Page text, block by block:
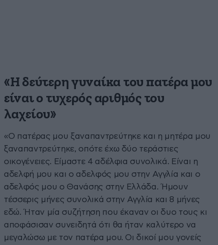
«Η δεύτερη γυναίκα του πατέρα μου
είναι ο τυχερός αριθμός του
λαχείου»
«Ο πατέρας μου ξαναπαντρεύτηκε και η μητέρα μου
ξαναπαντρεύτηκε, οπότε έχω δύο τεράστιες
οικογένειες. Είμαστε 4 αδέλφια συνολικά. Είναι η
αδελφή μου και ο αδελφός μου στην Αγγλία και ο
αδελφός μου ο Θανάσης στην Ελλάδα. Ήμουν
τέσσερις μήνες συνολικά στην Αγγλία και 8 μήνες
εδώ. Ήταν μία συζήτηση που έκαναν οι δυο τους κι
αποφάσισαν συνειδητά ότι θα ήταν καλύτερο να
μεγαλώσω με τον πατέρα μου. Οι δικοί μου γονείς